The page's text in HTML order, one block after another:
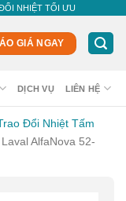
NHIỆT TỐI ƯU
GIÁ NGAY
DỊCH VỤ LIÊN HỆ
Đổi Nhiệt Tấm
AlfaNova 52-